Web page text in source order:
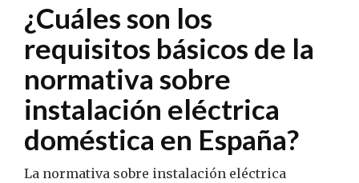
¿Cuáles son los
requisitos básicos de la
normativa sobre
instalación eléctrica
doméstica en España?
La normativa sobre instalación eléctrica